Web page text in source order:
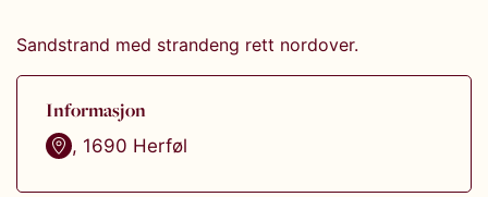
Sandstrand med strandeng rett nordover.
Informasjon
, 1690 Herføl